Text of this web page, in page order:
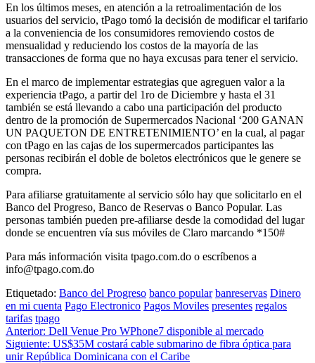
En los últimos meses, en atención a la retroalimentación de los
usuarios del servicio, tPago tomó la decisión de modificar el tarifario
a la conveniencia de los consumidores removiendo costos de
mensualidad y reduciendo los costos de la mayoría de las
transacciones de forma que no haya excusas para tener el servicio.
En el marco de implementar estrategias que agreguen valor a la
experiencia tPago, a partir del 1ro de Diciembre y hasta el 31
también se está llevando a cabo una participación del producto
dentro de la promoción de Supermercados Nacional ‘200 GANAN
UN PAQUETON DE ENTRETENIMIENTO’ en la cual, al pagar
con tPago en las cajas de los supermercados participantes las
personas recibirán el doble de boletos electrónicos que le genere se
compra.
Para afiliarse gratuitamente al servicio sólo hay que solicitarlo en el
Banco del Progreso, Banco de Reservas o Banco Popular. Las
personas también pueden pre-afiliarse desde la comodidad del lugar
donde se encuentren vía sus móviles de Claro marcando *150#
Para más información visita tpago.com.do o escríbenos a
info@tpago.com.do
Etiquetado: Banco del Progreso banco popular banreservas Dinero
en mi cuenta Pago Electronico Pagos Moviles presentes regalos
tarifas tpago
Navegación
de
Anterior: Dell Venue Pro WPhone7 disponible al mercado
Siguiente: US$35M costará cable submarino de fibra óptica para
unir República Dominicana con el Caribe